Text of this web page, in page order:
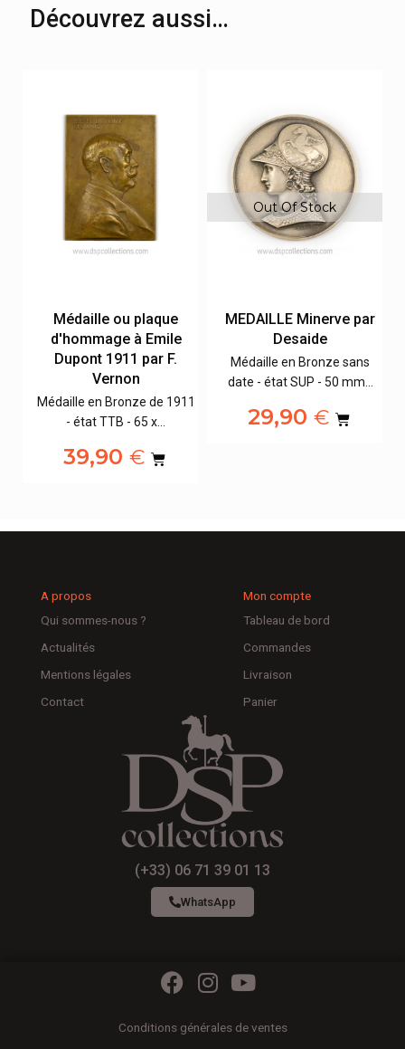
Découvrez aussi…
Médaille ou plaque
d'hommage à Emile
Dupont 1911 par F.
Vernon
Médaille en Bronze de 1911
- état TTB - 65 x…
39,90€
Out Of Stock
MEDAILLE Minerve par
Desaide
Médaille en Bronze sans
date - état SUP - 50 mm…
29,90€
A propos
Qui sommes-nous ?
Actualités
Mentions légales
Contact
Mon compte
Tableau de bord
Commandes
Livraison
Panier
(+33) 06 71 39 01 13
WhatsApp
F
c
I
s
Y
u
Conditions générales de ventes